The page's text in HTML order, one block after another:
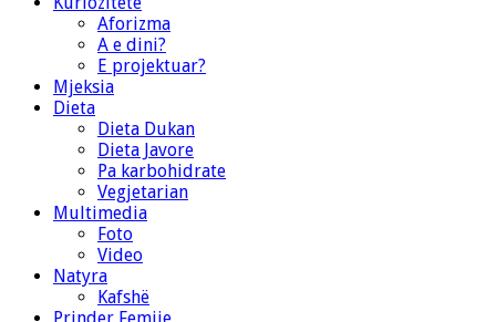
Aforizma
A e dini?
E projektuar?
Mjeksia
Dieta
Dieta Dukan
Dieta Javore
Pa karbohidrate
Vegjetarian
Multimedia
Foto
Video
Natyra
Kafshë